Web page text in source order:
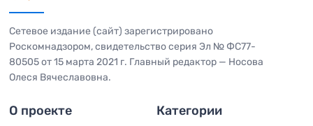
Сетевое издание (сайт) зарегистрировано
Роскомнадзором, свидетельство серия Эл № ФС77-
80505 от 15 марта 2021 г. Главный редактор — Носова
Олеся Вячеславовна.
О проекте Категории